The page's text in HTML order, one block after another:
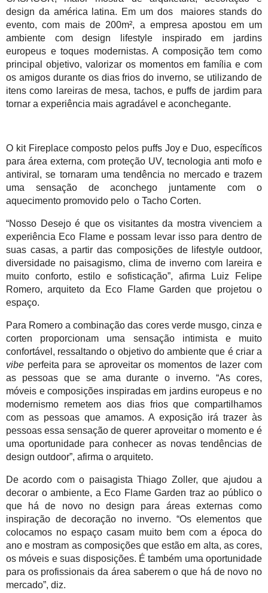
design da américa latina. Em um dos  maiores stands do
evento, com mais de 200m², a empresa apostou em um
ambiente com design lifestyle inspirado em jardins
europeus e toques modernistas. A composição tem como
principal objetivo, valorizar os momentos em família e com
os amigos durante os dias frios do inverno, se utilizando de
itens como lareiras de mesa, tachos, e puffs de jardim para
tornar a experiência mais agradável e aconchegante.
O kit Fireplace composto pelos puffs Joy e Duo, específicos
para área externa, com proteção UV, tecnologia anti mofo e
antiviral, se tornaram uma tendência no mercado e trazem
uma sensação de aconchego juntamente com o
aquecimento promovido pelo  o Tacho Corten.
“Nosso Desejo é que os visitantes da mostra vivenciem a
experiência Eco Flame e possam levar isso para dentro de
suas casas, a partir das composições de lifestyle outdoor,
diversidade no paisagismo, clima de inverno com lareira e
muito conforto, estilo e sofisticação”, afirma Luiz Felipe
Romero, arquiteto da Eco Flame Garden que projetou o
espaço.
Para Romero a combinação das cores verde musgo, cinza e
corten proporcionam uma sensação intimista e muito
vibe perfeita para se aproveitar os momentos de lazer com
as pessoas que se ama durante o inverno. “As cores,
móveis e composições inspiradas em jardins europeus e no
modernismo remetem aos dias frios que compartilhamos
com as pessoas que amamos. A exposição irá trazer às
pessoas essa sensação de querer aproveitar o momento e é
uma oportunidade para conhecer as novas tendências de
design outdoor”, afirma o arquiteto.
De acordo com o paisagista Thiago Zoller, que ajudou a
decorar o ambiente, a Eco Flame Garden traz ao público o
que há de novo no design para áreas externas como
inspiração de decoração no inverno. “Os elementos que
colocamos no espaço casam muito bem com a época do
ano e mostram as composições que estão em alta, as cores,
os móveis e suas disposições. É também uma oportunidade
para os profissionais da área saberem o que há de novo no
mercado”, diz.